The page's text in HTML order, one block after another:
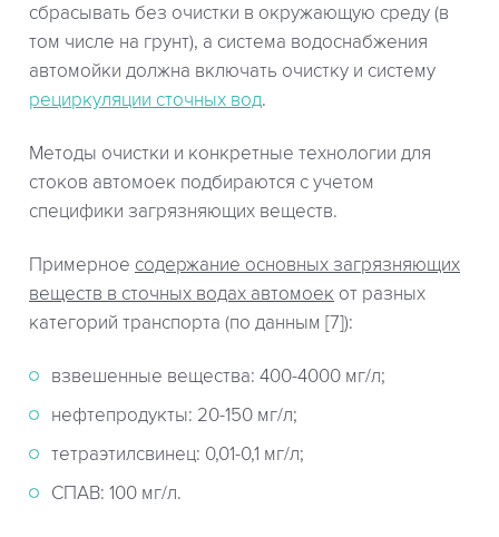
сбрасывать без очистки в окружающую среду (в
том числе на грунт), а система водоснабжения
автомойки должна включать очистку и систему
рециркуляции сточных вод.
Методы очистки и конкретные технологии для
стоков автомоек подбираются с учетом
специфики загрязняющих веществ.
Примерное содержание основных загрязняющих
веществ в сточных водах автомоек от разных
категорий транспорта (по данным [7]):
взвешенные вещества: 400-4000 мг/л;
нефтепродукты: 20-150 мг/л;
тетраэтилсвинец: 0,01-0,1 мг/л;
СПАВ: 100 мг/л.